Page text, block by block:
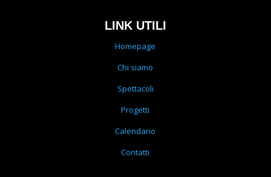
LINK UTILI
Homepage
Chi siamo
Spettacoli
Progetti
Calendario
Contatti